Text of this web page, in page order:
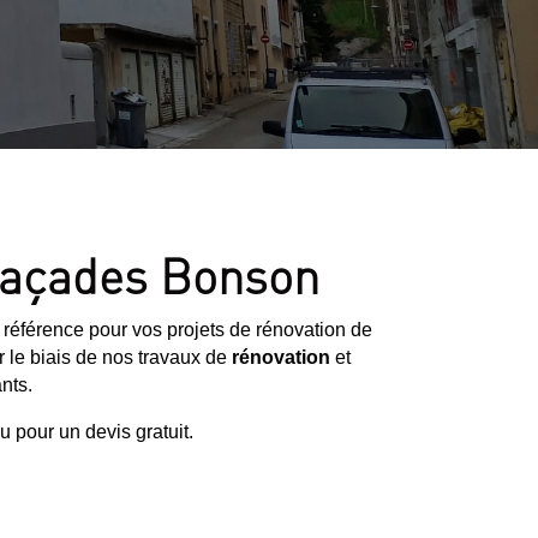
Bonson
pour vos projets de rénovation de
le biais de nos travaux de rénovation et
pour un devis gratuit.